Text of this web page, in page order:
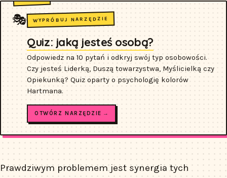
🎭 WYPRÓBUJ NARZĘDZIE
Quiz: jaką jesteś osobą?
Odpowiedz na 10 pytań i odkryj swój typ osobowości.
Czy jesteś Liderką, Duszą towarzystwa, Myślicielką czy
Opiekunką? Quiz oparty o psychologię kolorów
Hartmana.
OTWÓRZ NARZĘDZIE →
Prawdziwym problemem jest synergia tych